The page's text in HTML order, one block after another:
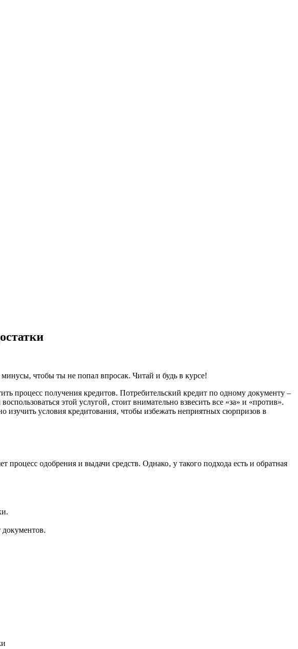
чтобы ты не попал впросак. Читай и будь в курсе!
процесс получения кредитов. Потребительский кредит по одному документу –
этой услугой‚ стоит внимательно взвесить все «за» и «против».
условия кредитования‚ чтобы избежать неприятных сюрпризов в
процесс одобрения и выдачи средств. Однако‚ у такого подхода есть и обратная